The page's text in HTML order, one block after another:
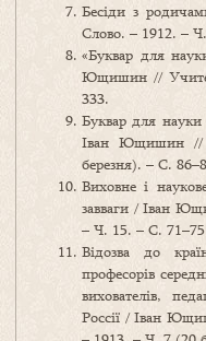
Бесіди з
Слово. – 1912. –
«Буквар для
Ющишин //
333.
Буквар для
Іван Ющишин //
березня). – С.
Виховне і
завваги / Іван
– Ч. 15. – С.
Відозва до
професорів
вихователів,
Россії / Іван